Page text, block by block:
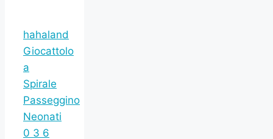
hahaland
Giocattolo
a
Spirale
Passeggino
Neonati
0 3 6